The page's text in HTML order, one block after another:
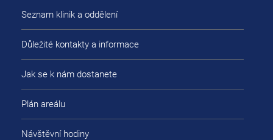
Seznam klinik a oddělení
Důležité kontakty a informace
Jak se k nám dostanete
Plán areálu
Návštěvní hodiny